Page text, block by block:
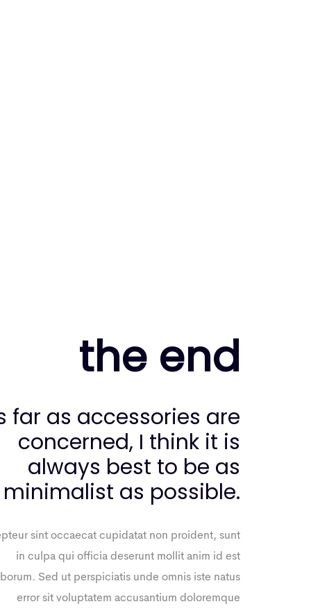
the end
far as accessories are
concerned, I think it is
always best to be as
minimalist as possible.
sint occaecat cupidatat non proident, sunt
in culpa qui officia deserunt mollit anim id est
Sed ut perspiciatis unde omnis iste natus
error sit voluptatem accusantium doloremque